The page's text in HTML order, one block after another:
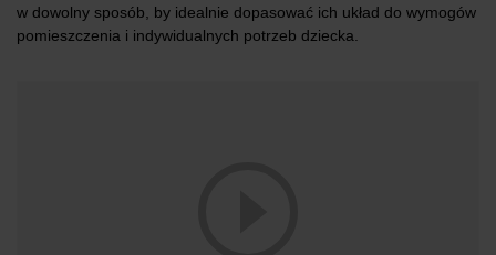
w dowolny sposób, by idealnie dopasować ich układ do wymogów
pomieszczenia i indywidualnych potrzeb dziecka.